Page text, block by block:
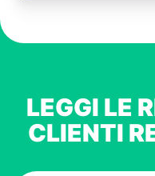
LEGGI LE
CLIENTI